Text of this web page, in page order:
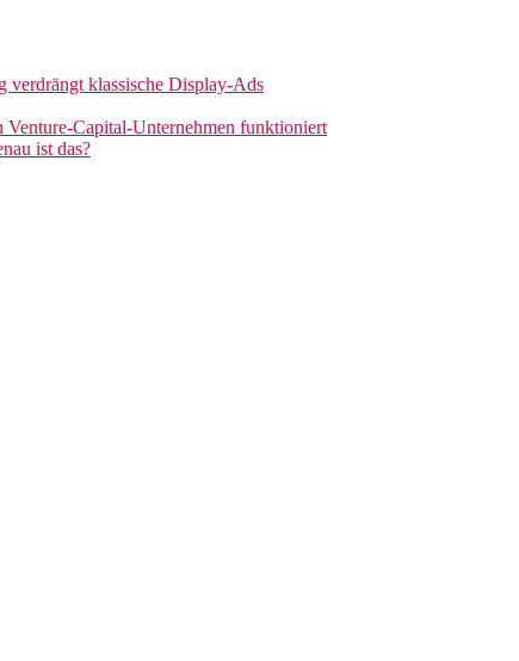
verdrängt klassische Display-Ads
Venture-Capital-Unternehmen funktioniert
ist das?